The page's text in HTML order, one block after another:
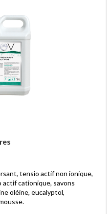
tensio actif non ionique,
cationique, savons
oléine, eucalyptol,